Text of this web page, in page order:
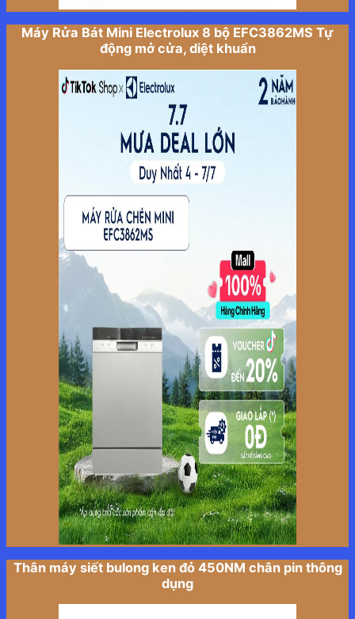
Máy Rửa Bát Mini Electrolux 8 bộ EFC3862MS Tự
động mở cửa, diệt khuẩn
Thân máy siết bulong ken đỏ 450NM chân pin thông
dụng